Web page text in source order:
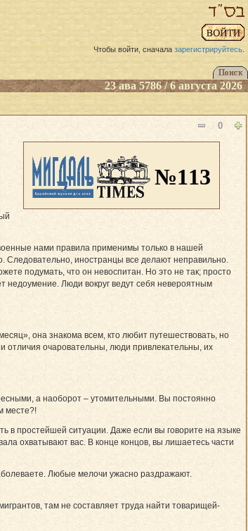
Чтобы войти, сначала зарегистрируйтесь.
23 ава 5786 / 6 августа 2026
0
№113
нами правила применимы только в нашей
Следовательно, иностранцы все делают неправильно.
подумать, что он невоспитан. Но это не так; просто
недоумение. Люди вокруг ведут себя невероятным
она знакома всем, кто любит путешествовать, но
отличия очаровательны, люди привлекательны, их
а наоборот – утомительными. Вы постоянно
месте?!
в простейшей ситуации. Даже если вы говорите на языке
охватывают вас. В конце концов, вы лишаетесь части
Любые мелочи ужасно раздражают.
там не составляет труда найти товарищей-